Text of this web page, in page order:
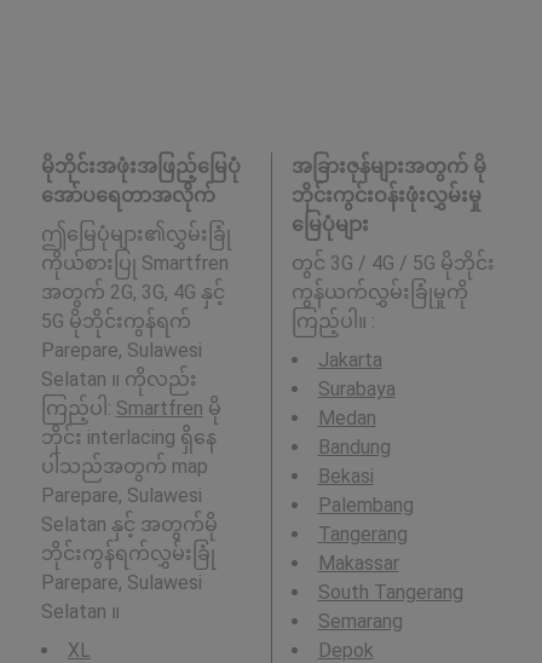
မိုဘိုင်းအဖုံးအဖြည့်မြေပုံ
အော်ပရေတာအလိုက်
ဤမြေပုံများ၏လွှမ်းခြုံ
ကိုယ်စားပြု Smartfren
အတွက် 2G, 3G, 4G နှင့်
5G မိုဘိုင်းကွန်ရက်
Parepare, Sulawesi
Selatan ။ ကိုလည်း
ကြည့်ပါ: Smartfren မို
ဘိုင်း interlacing ရှိနေ
ပါသည်အတွက် map
Parepare, Sulawesi
Selatan နှင့် အတွက်မို
ဘိုင်းကွန်ရက်လွှမ်းခြုံ
Parepare, Sulawesi
Selatan ။
XL
အခြားဇုန်များအတွက် မို
ဘိုင်းကွင်းဝန်းဖုံးလွှမ်းမှု
မြေပုံများ
တွင် 3G / 4G / 5G မိုဘိုင်း
ကွန်ယက်လွှမ်းခြုံမှုကို
ကြည့်ပါ။ :
Jakarta
Surabaya
Medan
Bandung
Bekasi
Palembang
Tangerang
Makassar
South Tangerang
Semarang
Depok